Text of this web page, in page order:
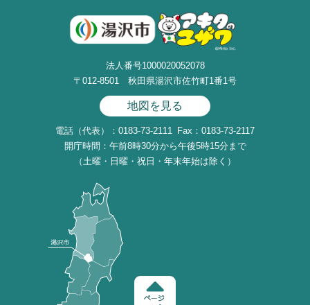
法人番号1000020052078
〒012-8501 秋田県湯沢市佐竹町1番1号
地図を見る
電話（代表）：0183-73-2111 Fax：0183-73-2117
開庁時間：午前8時30分から午後5時15分まで
（土曜・日曜・祝日・年末年始は除く）